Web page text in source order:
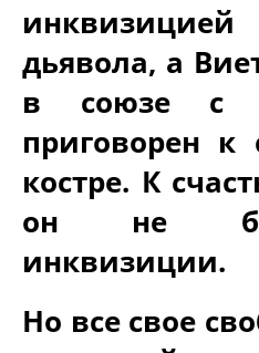
дьявола, а
в союзе с
приговорен
костре. К
он не
инквизиции.
Но все свое